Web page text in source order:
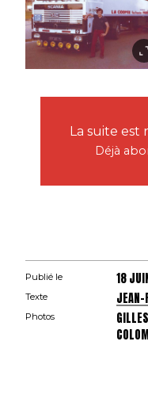
La suite
Déjà
Publié le 18
Texte JEAN-
Photos